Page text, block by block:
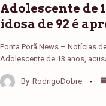
Adolescente de
idosa de 92 é
Ponta Porã News – Notícias
Adolescente de 13 anos,
By RodrigoDobre